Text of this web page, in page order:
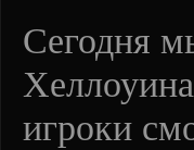
Сегодня
игроки